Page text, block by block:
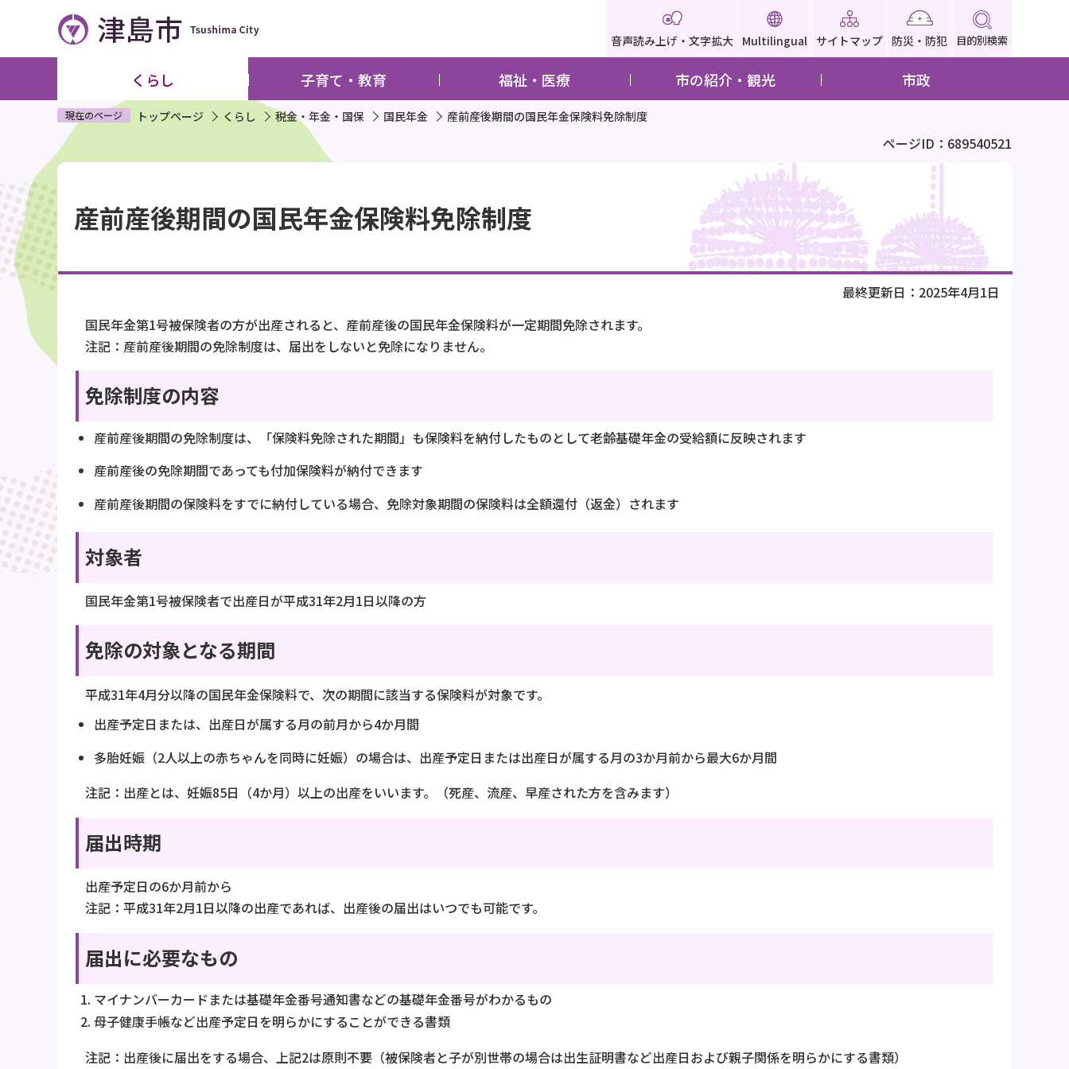
ペ
ジ
で
す
音声読み上げ・文字拡大 Multilingual サイトマップ 防災・防犯 目的別検索
くらし 子育て・教育 福祉・医療 市の紹介・観光 市政
現在のページ トップページ くらし 税金・年金・国保 国民年金 産前産後期間の国民年金保険料免除制度
ページID：689540521
文
こ
こ
か
ら
産前産後期間の国民年金保険料免除制度
最終更新日：2025年4月1日
国民年金第1号被保険者の方が出産されると、産前産後の国民年金保険料が一定期間免除されます。
注記：産前産後期間の免除制度は、届出をしないと免除になりません。
免除制度の内容
産前産後期間の免除制度は、「保険料免除された期間」も保険料を納付したものとして老齢基礎年金の受給額に反映されます
産前産後の免除期間であっても付加保険料が納付できます
産前産後期間の保険料をすでに納付している場合、免除対象期間の保険料は全額還付（返金）されます
対象者
国民年金第1号被保険者で出産日が平成31年2月1日以降の方
免除の対象となる期間
平成31年4月分以降の国民年金保険料で、次の期間に該当する保険料が対象です。
出産予定日または、出産日が属する月の前月から4か月間
多胎妊娠（2人以上の赤ちゃんを同時に妊娠）の場合は、出産予定日または出産日が属する月の3か月前から最大6か月間
注記：出産とは、妊娠85日（4か月）以上の出産をいいます。（死産、流産、早産された方を含みます）
届出時期
出産予定日の6か月前から
注記：平成31年2月1日以降の出産であれば、出産後の届出はいつでも可能です。
届出に必要なもの
マイナンバーカードまたは基礎年金番号通知書などの基礎年金番号がわかるもの
母子健康手帳など出産予定日を明らかにすることができる書類
注記：出産後に届出をする場合、上記2は原則不要（被保険者と子が別世帯の場合は出生証明書など出産日および親子関係を明らかにする書類）